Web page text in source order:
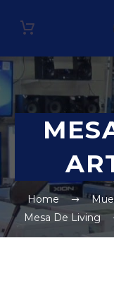
Home
Mesa De Living